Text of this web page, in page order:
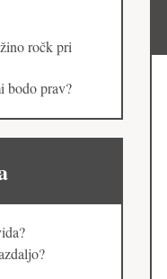
ročk pri
bodo prav?